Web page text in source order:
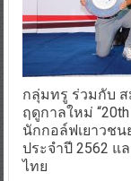
กลุ่มทรู ร่วมกับ
ฤดูกาลใหม่
นักกอล์ฟเยาวช
ประจำปี 2562 แ
ไทย